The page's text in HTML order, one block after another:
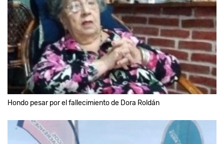
Hondo pesar por el fallecimiento de Dora Roldán